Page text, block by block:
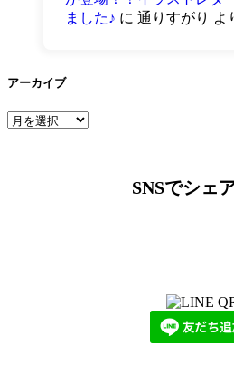
ました♪ に 通りすがり よ
アーカイブ
ア
SNSでシェ